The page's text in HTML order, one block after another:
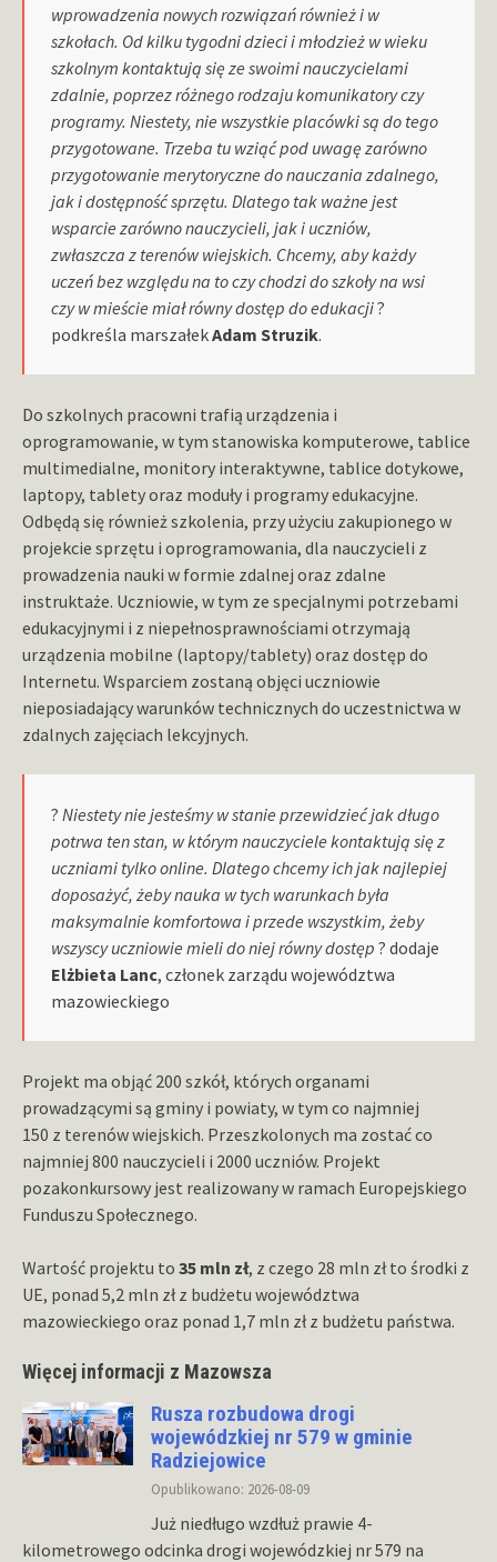
wprowadzenia nowych rozwiązań również i w
szkołach. Od kilku tygodni dzieci i młodzież w wieku
szkolnym kontaktują się ze swoimi nauczycielami
zdalnie, poprzez różnego rodzaju komunikatory czy
programy. Niestety, nie wszystkie placówki są do tego
przygotowane. Trzeba tu wziąć pod uwagę zarówno
przygotowanie merytoryczne do nauczania zdalnego,
jak i dostępność sprzętu. Dlatego tak ważne jest
wsparcie zarówno nauczycieli, jak i uczniów,
zwłaszcza z terenów wiejskich. Chcemy, aby każdy
uczeń bez względu na to czy chodzi do szkoły na wsi
czy w mieście miał równy dostęp do edukacji?
podkreśla marszałekAdam Struzik.
Do szkolnych pracowni trafią urządzenia i
oprogramowanie, w tym stanowiska komputerowe, tablice
multimedialne, monitory interaktywne, tablice dotykowe,
laptopy, tablety oraz moduły i programy edukacyjne.
Odbędą się również szkolenia, przy użyciu zakupionego w
projekcie sprzętu i oprogramowania, dla nauczycieli z
prowadzenia nauki w formie zdalnej oraz zdalne
instruktaże. Uczniowie, w tym ze specjalnymi potrzebami
edukacyjnymi i z niepełnosprawnościami otrzymają
urządzenia mobilne (laptopy/tablety) oraz dostęp do
Internetu. Wsparciem zostaną objęci uczniowie
nieposiadający warunków technicznych do uczestnictwa w
zdalnych zajęciach lekcyjnych.
? Niestety nie jesteśmy w stanie przewidzieć jak długo
potrwa ten stan, w którym nauczyciele kontaktują się z
uczniami tylko online. Dlatego chcemy ich jak najlepiej
doposażyć, żeby nauka w tych warunkach była
maksymalnie komfortowa i przede wszystkim, żeby
wszyscy uczniowie mieli do niej równy dostęp ? dodaje
Elżbieta Lanc, członek zarządu województwa
mazowieckiego
Projekt ma objąć 200 szkół, których organami
prowadzącymi są gminy i powiaty, w tym co najmniej
150 z terenów wiejskich. Przeszkolonych ma zostać co
najmniej 800 nauczycieli i 2000 uczniów. Projekt
pozakonkursowy jest realizowany w ramach Europejskiego
Funduszu Społecznego.
Wartość projektu to 35 mln zł, z czego 28 mln zł to środki z
UE, ponad 5,2 mln zł z budżetu województwa
mazowieckiego oraz ponad 1,7 mln zł z budżetu państwa.
Więcej informacji z Mazowsza
Rusza rozbudowa drogi
wojewódzkiej nr 579 w gminie
Radziejowice
Opublikowano: 2026-08-09
Już niedługo wzdłuż prawie 4-
kilometrowego odcinka drogi wojewódzkiej nr 579 na